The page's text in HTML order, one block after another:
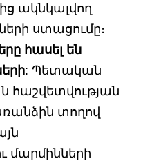
ակնկալվող
ստացումը։
հասել են
: Պետական
հաշվետվության
տողով